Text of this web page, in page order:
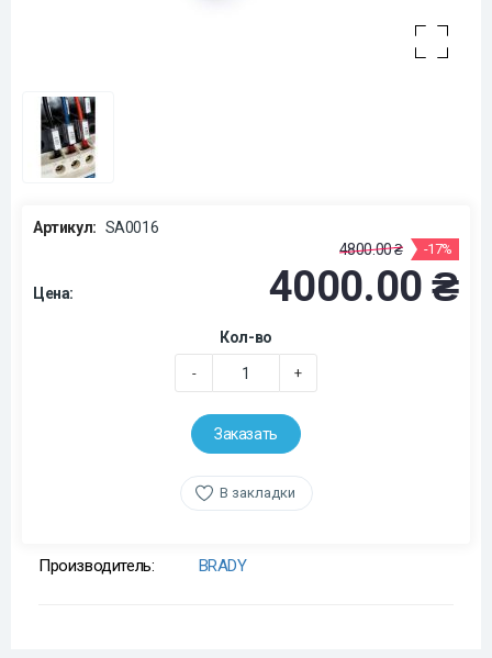
Артикул: SA0016
Цена:
4800.00 ₴ -17%
4000.00 ₴
Кол-во
- +
Заказать
В закладки
Производитель: BRADY